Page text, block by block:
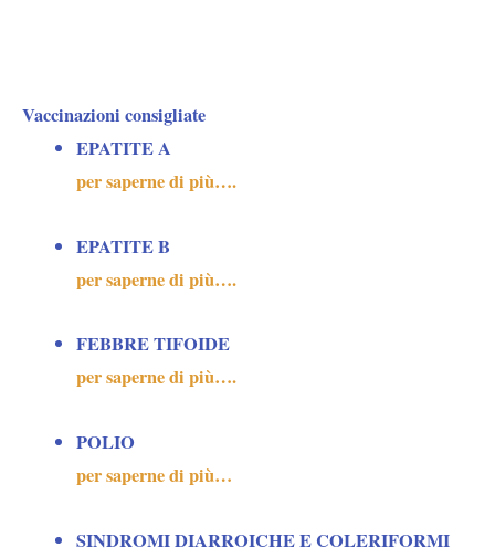
Vaccinazioni consigliate
EPATITE A
per saperne di più….
EPATITE B
per saperne di più….
FEBBRE TIFOIDE
per saperne di più….
POLIO
per saperne di più…
SINDROMI DIARROICHE E COLERIFORMI